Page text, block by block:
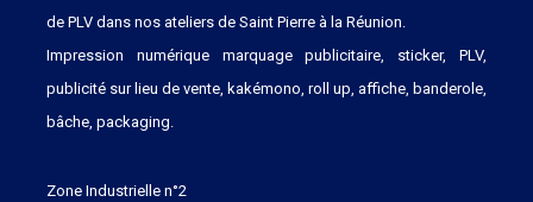
de PLV dans nos ateliers de Saint Pierre à la Réunion.
Impression numérique marquage publicitaire, sticker, PLV,
publicité sur lieu de vente, kakémono, roll up, affiche, banderole,
bâche, packaging.
Zone Industrielle n°2